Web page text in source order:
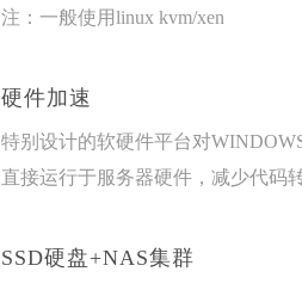
注：一般使用linux kvm/xen
硬件加速
特别设计的软硬件平台对
直接运行于服务器硬件，减少代码
SSD硬盘+NAS集群